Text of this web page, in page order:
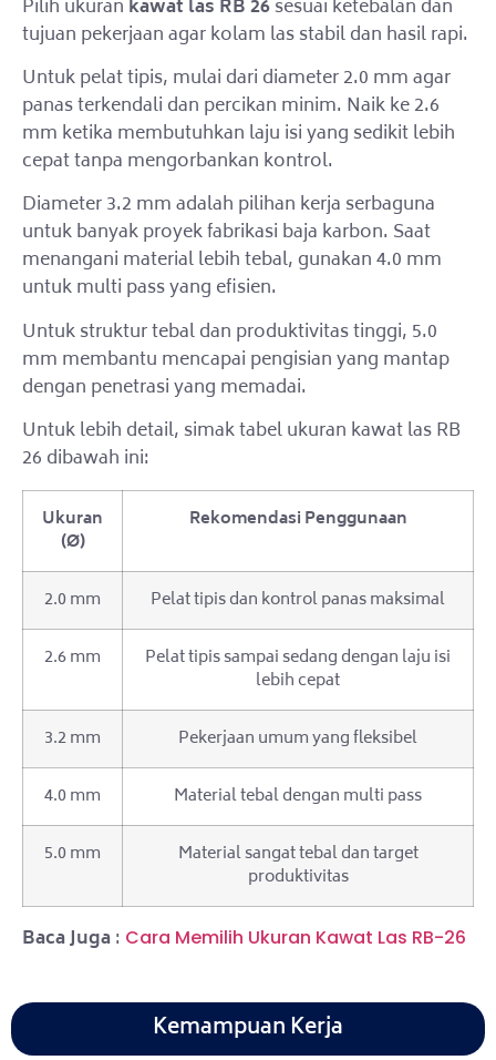
Pilih ukuran kawat las RB 26sesuai ketebalan dan
tujuan pekerjaan agar kolam las stabil dan hasil rapi.
Untuk pelat tipis, mulai dari diameter 2.0 mm agar
panas terkendali dan percikan minim. Naik ke 2.6
mm ketika membutuhkan laju isi yang sedikit lebih
cepat tanpa mengorbankan kontrol.
Diameter 3.2 mm adalah pilihan kerja serbaguna
untuk banyak proyek fabrikasi baja karbon. Saat
menangani material lebih tebal, gunakan 4.0 mm
untuk multi pass yang efisien.
Untuk struktur tebal dan produktivitas tinggi, 5.0
mm membantu mencapai pengisian yang mantap
dengan penetrasi yang memadai.
Untuk lebih detail, simak tabel ukuran kawat las RB
26 dibawah ini:
Ukuran
(Ø)
Rekomendasi Penggunaan
2.0 mm Pelat tipis dan kontrol panas maksimal
2.6 mm
Pelat tipis sampai sedang dengan laju isi
lebih cepat
3.2 mm Pekerjaan umum yang fleksibel
4.0 mm Material tebal dengan multi pass
5.0 mm
Material sangat tebal dan target
produktivitas
Baca Juga: Cara Memilih Ukuran Kawat Las RB-26
Kemampuan Kerja